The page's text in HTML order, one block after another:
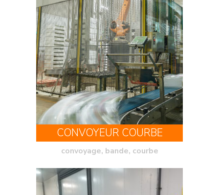
CONVOYEUR COURBE
convoyage, bande, courbe